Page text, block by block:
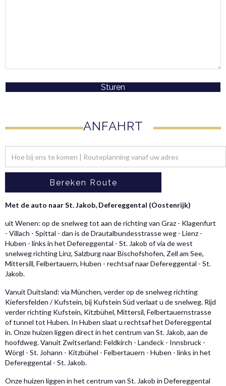
Sturen
ANFAHRT
Met de auto naar St. Jakob, Defereggental (Oostenrijk)
uit Wenen: op de snelweg tot aan de richting van Graz - Klagenfurt
- Villach - Spittal - dan is de Drautalbundesstrasse weg - Lienz -
Huben - links in het Defereggental - St. Jakob of via de west
snelweg richting Linz, Salzburg naar Bischofshofen, Zell am See,
Mittersill, Felbertauern, Huben - rechtsaf naar Defereggental - St.
Jakob.
Vanuit Duitsland: via München, verder op de snelweg richting
Kiefersfelden / Kufstein, bij Kufstein Süd verlaat u de snelweg. Rijd
verder richting Kufstein, Kitzbühel, Mittersil, Felbertauernstrasse
of tunnel tot Huben. In Huben slaat u rechtsaf het Defereggental
in. Onze huizen liggen direct in het centrum van St. Jakob, aan de
hoofdweg. Vanuit Zwitserland: Feldkirch - Landeck - Innsbruck -
Wörgl - St. Johann - Kitzbühel - Felbertauern - Huben - links in het
Defereggental - St. Jakob.
Onze huizen liggen in het centrum van St. Jakob in Defereggental